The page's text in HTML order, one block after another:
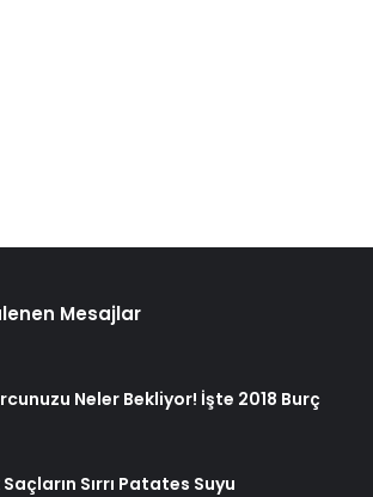
Mesajlar
Neler Bekliyor! İşte 2018 Burç
Sırrı Patates Suyu